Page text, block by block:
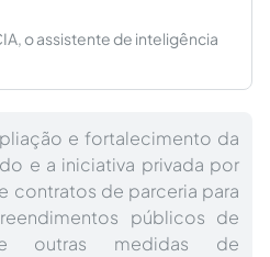
o assistente de inteligência
e fortalecimento da
e a iniciativa privada por
contratos de parceria para
públicos de
outras medidas de